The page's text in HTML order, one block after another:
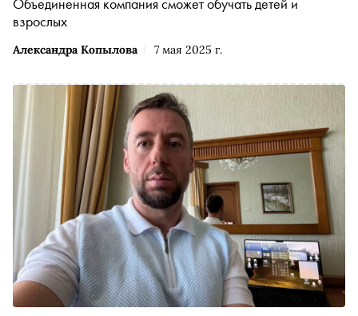
Александра Копылова 7 мая 2025 г.
Объединенная компания сможет обучать детей и
взрослых